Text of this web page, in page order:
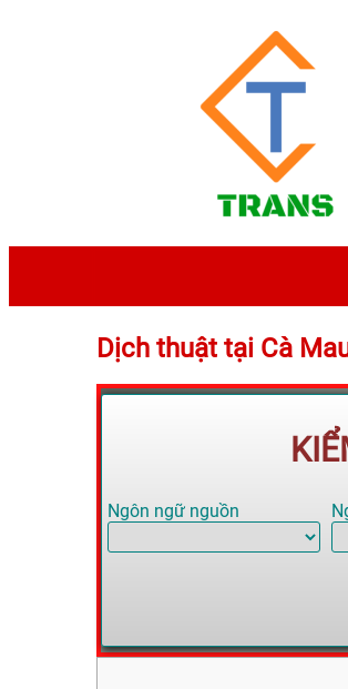
Dịch thuật tại Cà
Ngôn ngữ nguồn